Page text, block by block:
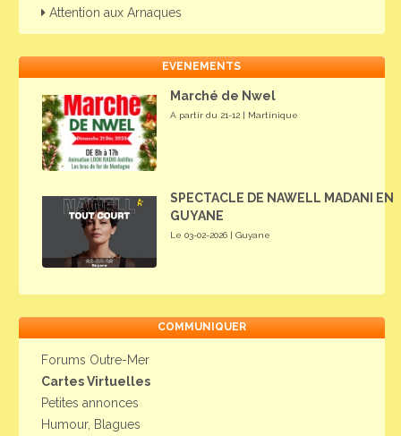
Attention aux Arnaques
EVENEMENTS
Marché de Nwel
A partir du 21-12 | Martinique
SPECTACLE DE NAWELL MADANI EN
GUYANE
Le 03-02-2026 | Guyane
COMMUNIQUER
Forums Outre-Mer
Cartes Virtuelles
Petites annonces
Humour, Blagues